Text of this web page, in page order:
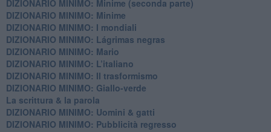
DIZIONARIO MINIMO: Minime (seconda parte)
DIZIONARIO MINIMO: Minime
DIZIONARIO MINIMO: ​I mondiali
DIZIONARIO MINIMO: ​Lágrimas negras
DIZIONARIO MINIMO: Mario
DIZIONARIO MINIMO: L’italiano
DIZIONARIO MINIMO: Il trasformismo
DIZIONARIO MINIMO: Giallo-verde
La scrittura & la parola
​DIZIONARIO MINIMO: Uomini & gatti
DIZIONARIO MINIMO: ​Pubblicità regresso